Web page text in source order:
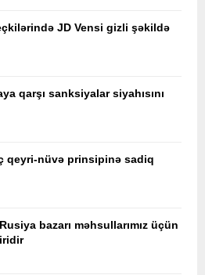
JD Vensi gizli şəkildə
qarşı sanksiyalar siyahısını
qeyri-nüvə prinsipinə sadiq
bazarı məhsullarımız üçün